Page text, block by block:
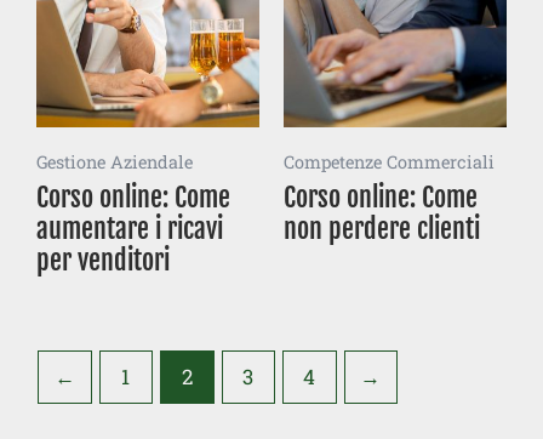
Gestione Aziendale
Corso online: Come
aumentare i ricavi
per venditori
Competenze Commerciali
Corso online: Come
non perdere clienti
← 1 2 3 4 →